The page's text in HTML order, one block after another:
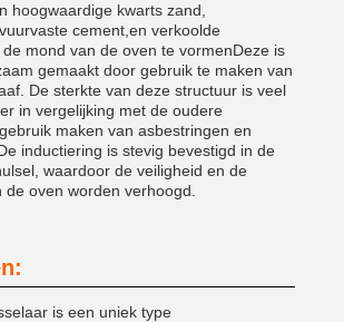
hoogwaardige kwarts zand,
cement,en verkoolde
mond van de oven te vormenDeze is
gemaakt door gebruik te maken van
De sterkte van deze structuur is veel
in vergelijking met de oudere
maken van asbestringen en
inductiering is stevig bevestigd in de
waardoor de veiligheid en de
de oven worden verhoogd.
is een uniek type